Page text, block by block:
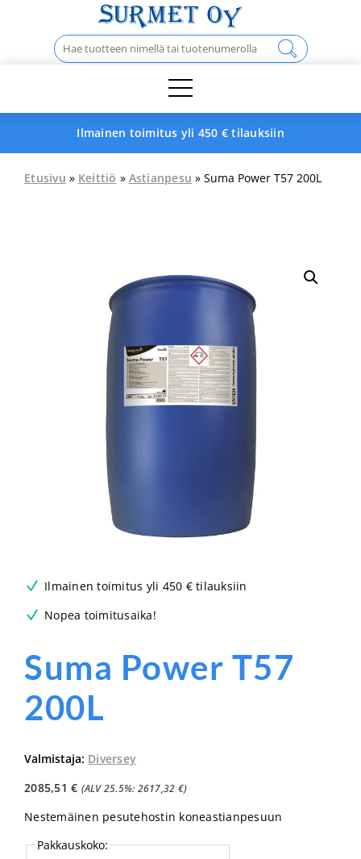
Haku:
Ilmainen toimitus yli 450 € tilauksiin
Etusivu » Keittiö » Astianpesu » Suma Power T57 200L
Ilmainen toimitus yli 450 € tilauksiin
Nopea toimitusaika!
Suma Power T57
200L
Valmistaja: Diversey
2085,51 € (ALV 25.5%: 2617,32 €)
Nestemäinen pesutehostin koneastianpesuun
Pakkauskoko: